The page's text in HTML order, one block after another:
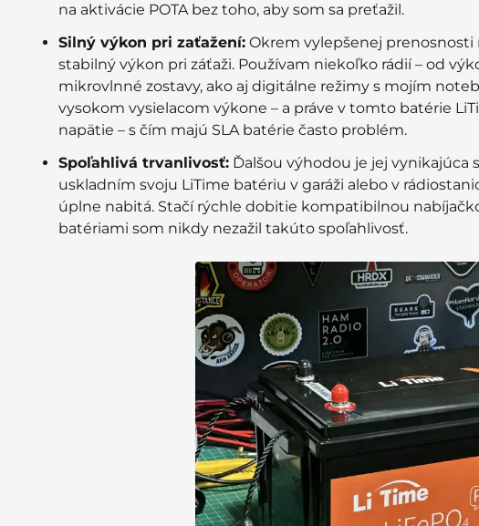
na aktivácie POTA bez toho, aby som sa preťažil.
Silný výkon pri zaťažení: Okrem vylepšenej prenosnosti
stabilný výkon pri záťaži. Používam niekoľko rádií – od
mikrovlnné zostavy, ako aj digitálne režimy s mojím
vysokom vysielacom výkone – a práve v tomto batérie
napätie – s čím majú SLA batérie často problém.
Spoľahlivá trvanlivosť: Ďalšou výhodou je jej vynikajúca
uskladním svoju LiTime batériu v garáži alebo v
úplne nabitá. Stačí rýchle dobitie kompatibilnou
batériami som nikdy nezažil takúto spoľahlivosť.